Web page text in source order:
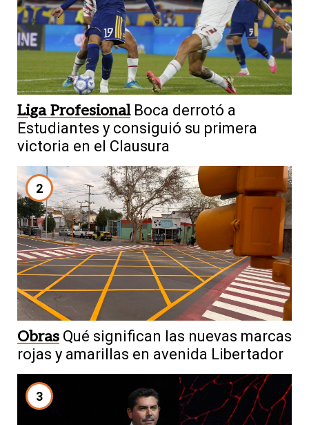
Liga Profesional Boca derrotó a
Estudiantes y consiguió su primera
victoria en el Clausura
2
Obras Qué significan las nuevas marcas
rojas y amarillas en avenida Libertador
3